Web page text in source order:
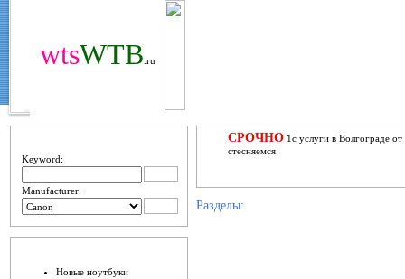
wtsWTB .ru
Keyword:
Manufacturer:
Новые ноутбуки
СРОЧНО 1с услуги в Волгограде
стесняемся
Разделы: